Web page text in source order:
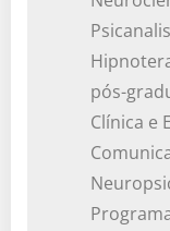
pós-
Clínica e